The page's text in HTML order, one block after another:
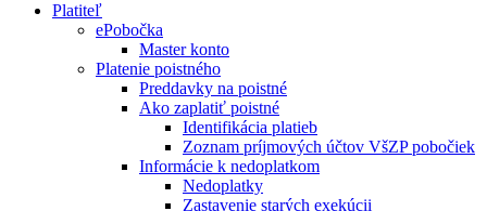
Platiteľ
ePobočka
Master konto
Platenie poistného
Preddavky na poistné
Ako zaplatiť poistné
Identifikácia platieb
Zoznam príjmových účtov VšZP pobočiek
Informácie k nedoplatkom
Nedoplatky
Zastavenie starých exekúcii